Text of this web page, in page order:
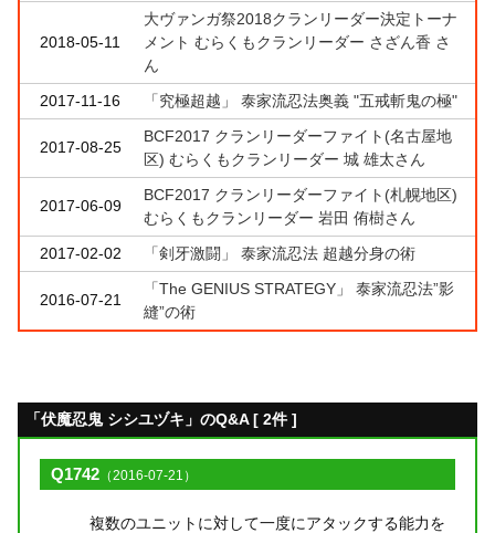
2018-05-11
大ヴァンガ祭2018クランリーダー決定トーナ
メント むらくもクランリーダー さざん香 さ
ん
2017-11-16
「究極超越」 泰家流忍法奥義 "五戒斬鬼の極"
2017-08-25
BCF2017 クランリーダーファイト(名古屋地
区) むらくもクランリーダー 城 雄太さん
2017-06-09
BCF2017 クランリーダーファイト(札幌地区)
むらくもクランリーダー 岩田 侑樹さん
2017-02-02
「剣牙激闘」 泰家流忍法 超越分身の術
2016-07-21
「The GENIUS STRATEGY」 泰家流忍法”影
縫”の術
「伏魔忍鬼 シシユヅキ」のQ&A [ 2件 ]
Q1742 （2016-07-21）
複数のユニットに対して一度にアタックする能力を